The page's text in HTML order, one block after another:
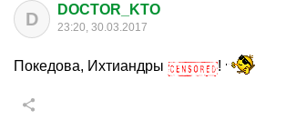
D DOCTOR_KTO
23:20, 30.03.2017
Покедова, Ихтиандры !